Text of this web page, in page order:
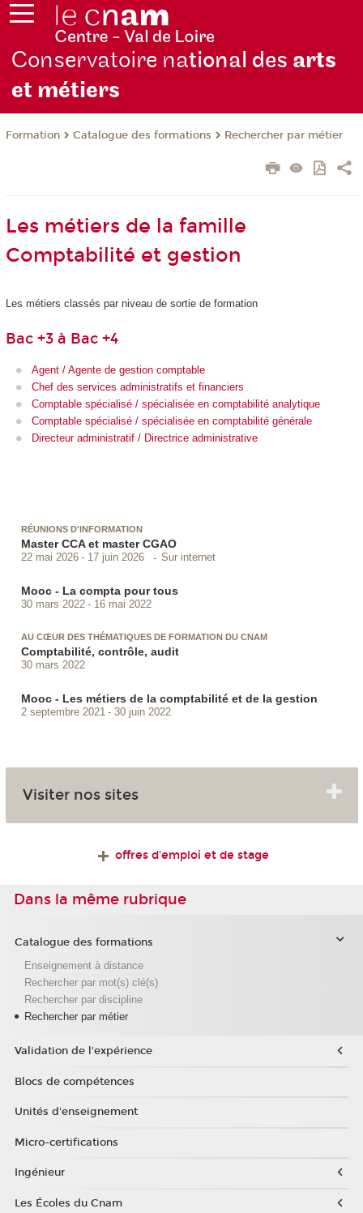
Conservatoire national des arts
et métiers
Formation Catalogue des formations Rechercher par métier
Les métiers de la famille
Comptabilité et gestion
Les métiers classés par niveau de sortie de formation
Bac +3 à Bac +4
Agent / Agente de gestion comptable
Chef des services administratifs et financiers
Comptable spécialisé / spécialisée en comptabilité analytique
Comptable spécialisé / spécialisée en comptabilité générale
Directeur administratif / Directrice administrative
RÉUNIONS D'INFORMATION
Master CCA et master CGAO
22 mai 2026 17 juin 2026 Sur internet
Mooc - La compta pour tous
30 mars 2022 16 mai 2022
AU CŒUR DES THÉMATIQUES DE FORMATION DU CNAM
Comptabilité, contrôle, audit
30 mars 2022
Mooc - Les métiers de la comptabilité et de la gestion
2 septembre 2021 30 juin 2022
Visiter nos sites
offres d'emploi et de stage
Dans la même rubrique
Catalogue des formations
Enseignement à distance
Rechercher par mot(s) clé(s)
Rechercher par discipline
Rechercher par métier
Validation de l'expérience
Blocs de compétences
Unités d'enseignement
Micro-certifications
Ingénieur
Les Écoles du Cnam